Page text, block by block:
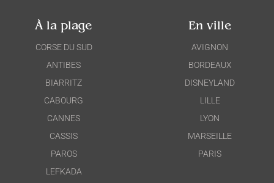
À la plage
CORSE DU SUD
ANTIBES
BIARRITZ
CABOURG
CANNES
CASSIS
PAROS
LEFKADA
En ville
AVIGNON
BORDEAUX
DISNEYLAND
LILLE
LYON
MARSEILLE
PARIS